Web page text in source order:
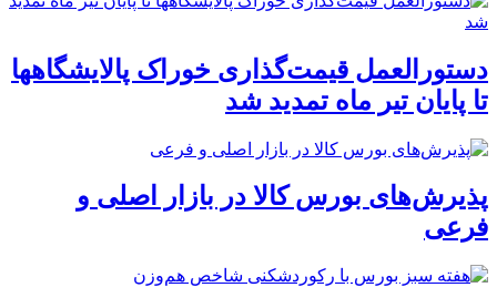
دستورالعمل قیمت‌گذاری خوراک پالایشگاهها
تا پایان تیر ماه تمدید شد
پذیرش‌های بورس کالا در بازار اصلی و
فرعی